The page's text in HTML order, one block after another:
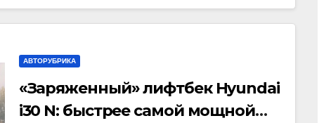
АВТОРУБРИКА
«Заряженный» лифтбек Hyundai
i30 N: быстрее самой мощной